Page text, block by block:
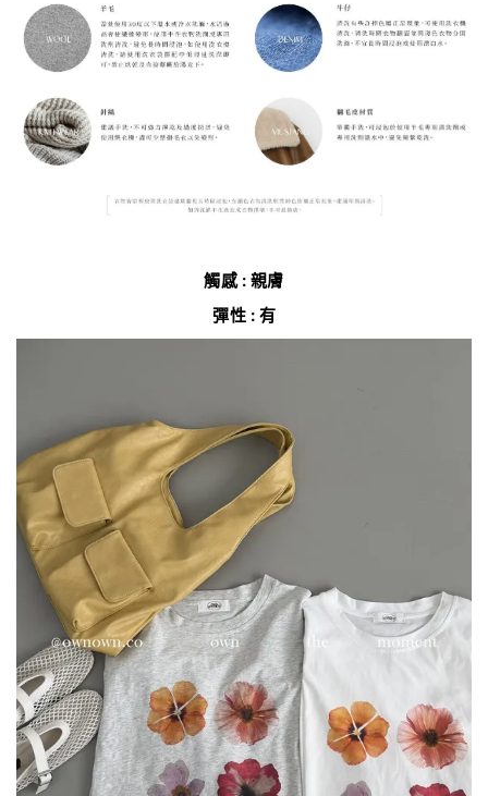
觸感 : 親膚
彈性 : 有